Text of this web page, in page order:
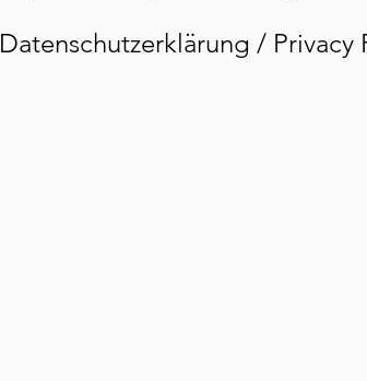
Datenschutzerklärung / Privacy